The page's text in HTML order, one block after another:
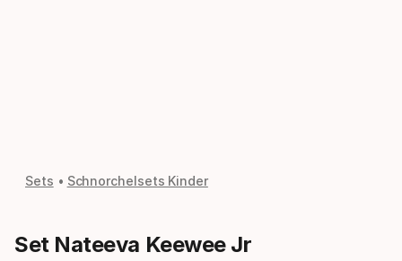
Sets Schnorchelsets Kinder
Set Nateeva Keewee Jr